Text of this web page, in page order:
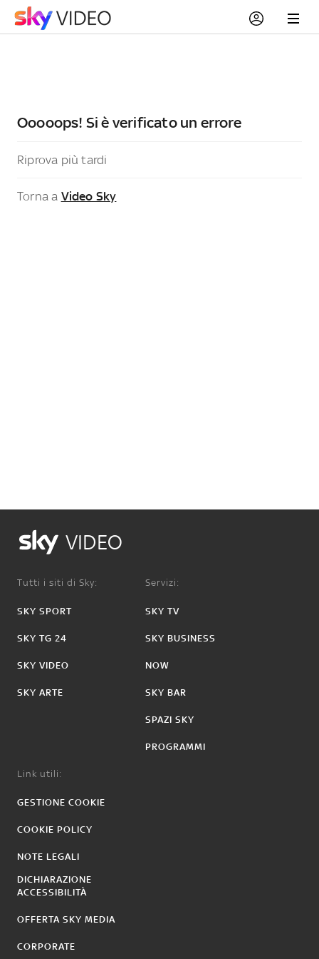
Ooooops! Si è verificato un errore
Riprova più tardi
Torna a Video Sky
VIDEO
Tutti i siti di Sky:
SKY SPORT
SKY TG 24
SKY VIDEO
SKY ARTE
Servizi:
SKY TV
SKY BUSINESS
NOW
SKY BAR
SPAZI SKY
PROGRAMMI
Link utili:
GESTIONE COOKIE
COOKIE POLICY
NOTE LEGALI
DICHIARAZIONE
ACCESSIBILITÀ
OFFERTA SKY MEDIA
CORPORATE